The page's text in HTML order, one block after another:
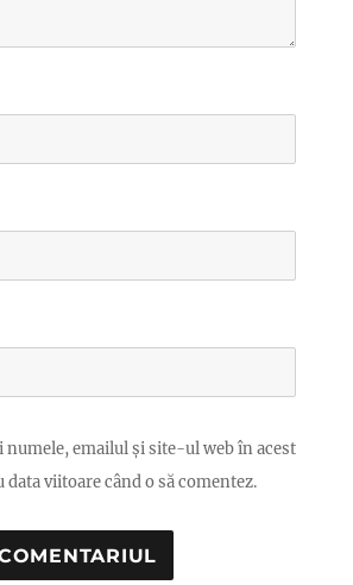
numele, emailul și site-ul web în acest
viitoare când o să comentez.